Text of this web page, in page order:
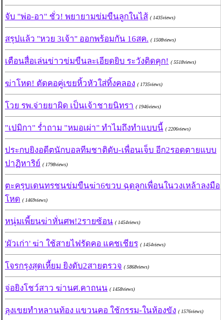
จับ "พ่อ-อา" ชั่ว! พยายามข่มขืนลูกในไส้ ( 1435views)
สรุปแล้ว ''หวย 3เจ้า'' ออกพร้อมกัน 16สค. ( 1508views)
เตือนสื่อเล่นข่าวข่มขืนละเอียดยิบ ระวังติดคุก! ( 5518views)
ฆ่าโหด! ตัดคอคู่เขยหิ้วหัวใส่ทิ้งคลอง ( 1735views)
โวย รพ.จ่ายยาผิด เป็นเจ้าชายนิทรา ( 1946views)
"เปมิกา" ร่ำถาม "หมอเผ่า" ทำไมถึงทำแบบนี้ ( 2206views)
ประกบยิงอดีตนักบอลทีมชาติดับ-เพื่อนเจ็บ อีก2รอดตายแบบ
ปาฏิหาริย์ ( 1798views)
ตะครุบเดนทรชนข่มขืนฆ่า6ขวบ ฉุดลูกเพื่อนในวงเหล้าลงมือ
โหด ( 1469views)
หนุ่มเพี้ยนฆ่าหั่นศพ!2รายซ้อน ( 1454views)
'ผัวเก่า' ฆ่า ใช้สายไฟรัดคอ แคชเชียร ( 1454views)
โจรกรุงสุดเหี้ยม ยิงดับ2สายตรวจ ( 5868views)
จ่อยิงโชว์สาว ฆ่านศ.คาถนน ( 1458views)
ลุงเขยทำหลานท้อง แขวนคอ ใช้กรรม-ในห้องขัง ( 1576views)